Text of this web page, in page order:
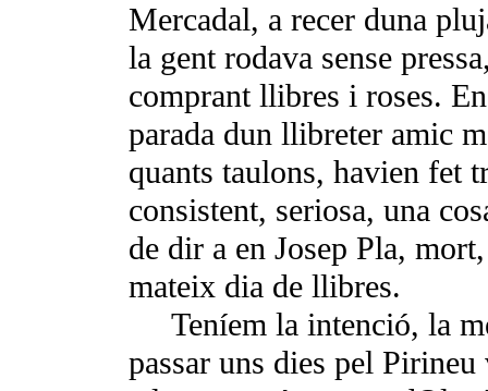
Mercadal, a recer duna
la gent rodava sense
comprant llibres i roses.
parada dun llibreter amic
quants taulons, havien fet
consistent, seriosa, una
de dir a en Josep Pla,
mateix dia de llibres.
Teníem la intenció, la
passar uns dies pel